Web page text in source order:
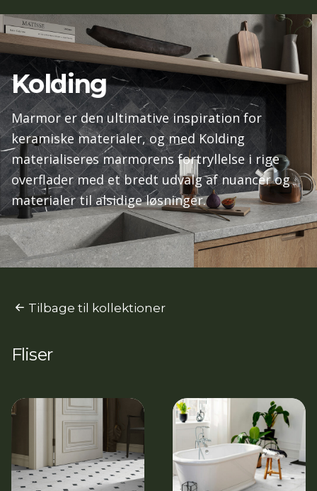
Kolding
Marmor er den ultimative inspiration for
keramiske materialer, og med Kolding
materialiseres marmorens fortryllelse i rige
overflader med et bredt udvalg af nuancer og
materialer til alsidige løsninger.
Tilbage til kollektioner
Fliser